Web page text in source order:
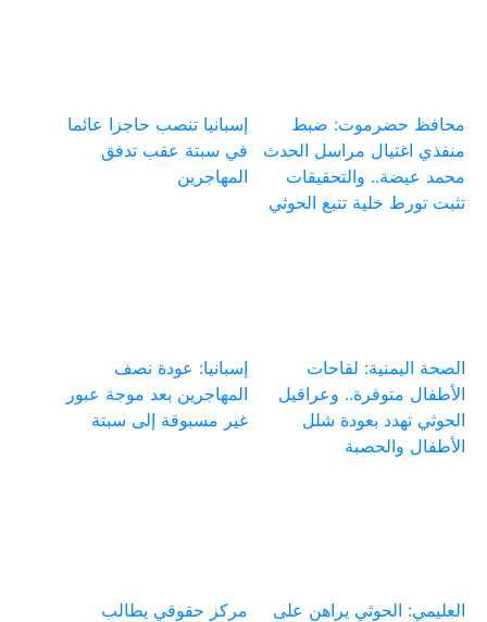
محافظ حضرموت: ضبط
منفذي اغتيال مراسل الحدث
محمد عيضة.. والتحقيقات
تثبت تورط خلية تتبع الحوثي
إسبانيا تنصب حاجزا عائما
في سبتة عقب تدفق
المهاجرين
الصحة اليمنية: لقاحات
الأطفال متوفرة.. وعراقيل
الحوثي تهدد بعودة شلل
الأطفال والحصبة
إسبانيا: عودة نصف
المهاجرين بعد موجة عبور
غير مسبوقة إلى سبتة
العليمي: الحوثي يراهن على مركز حقوقي يطالب